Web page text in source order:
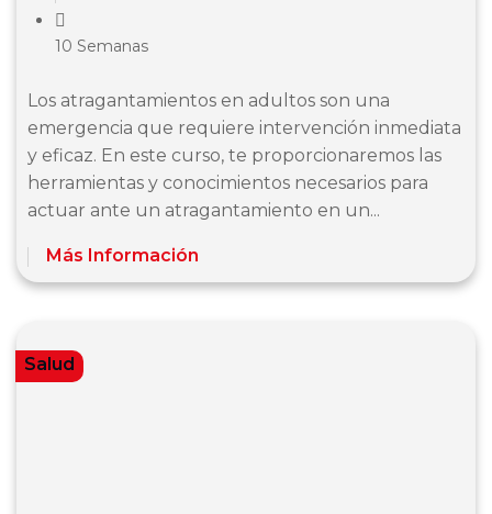
10 Semanas
Los atragantamientos en adultos son una
emergencia que requiere intervención inmediata
y eficaz. En este curso, te proporcionaremos las
herramientas y conocimientos necesarios para
actuar ante un atragantamiento en un...
Más Información
Salud